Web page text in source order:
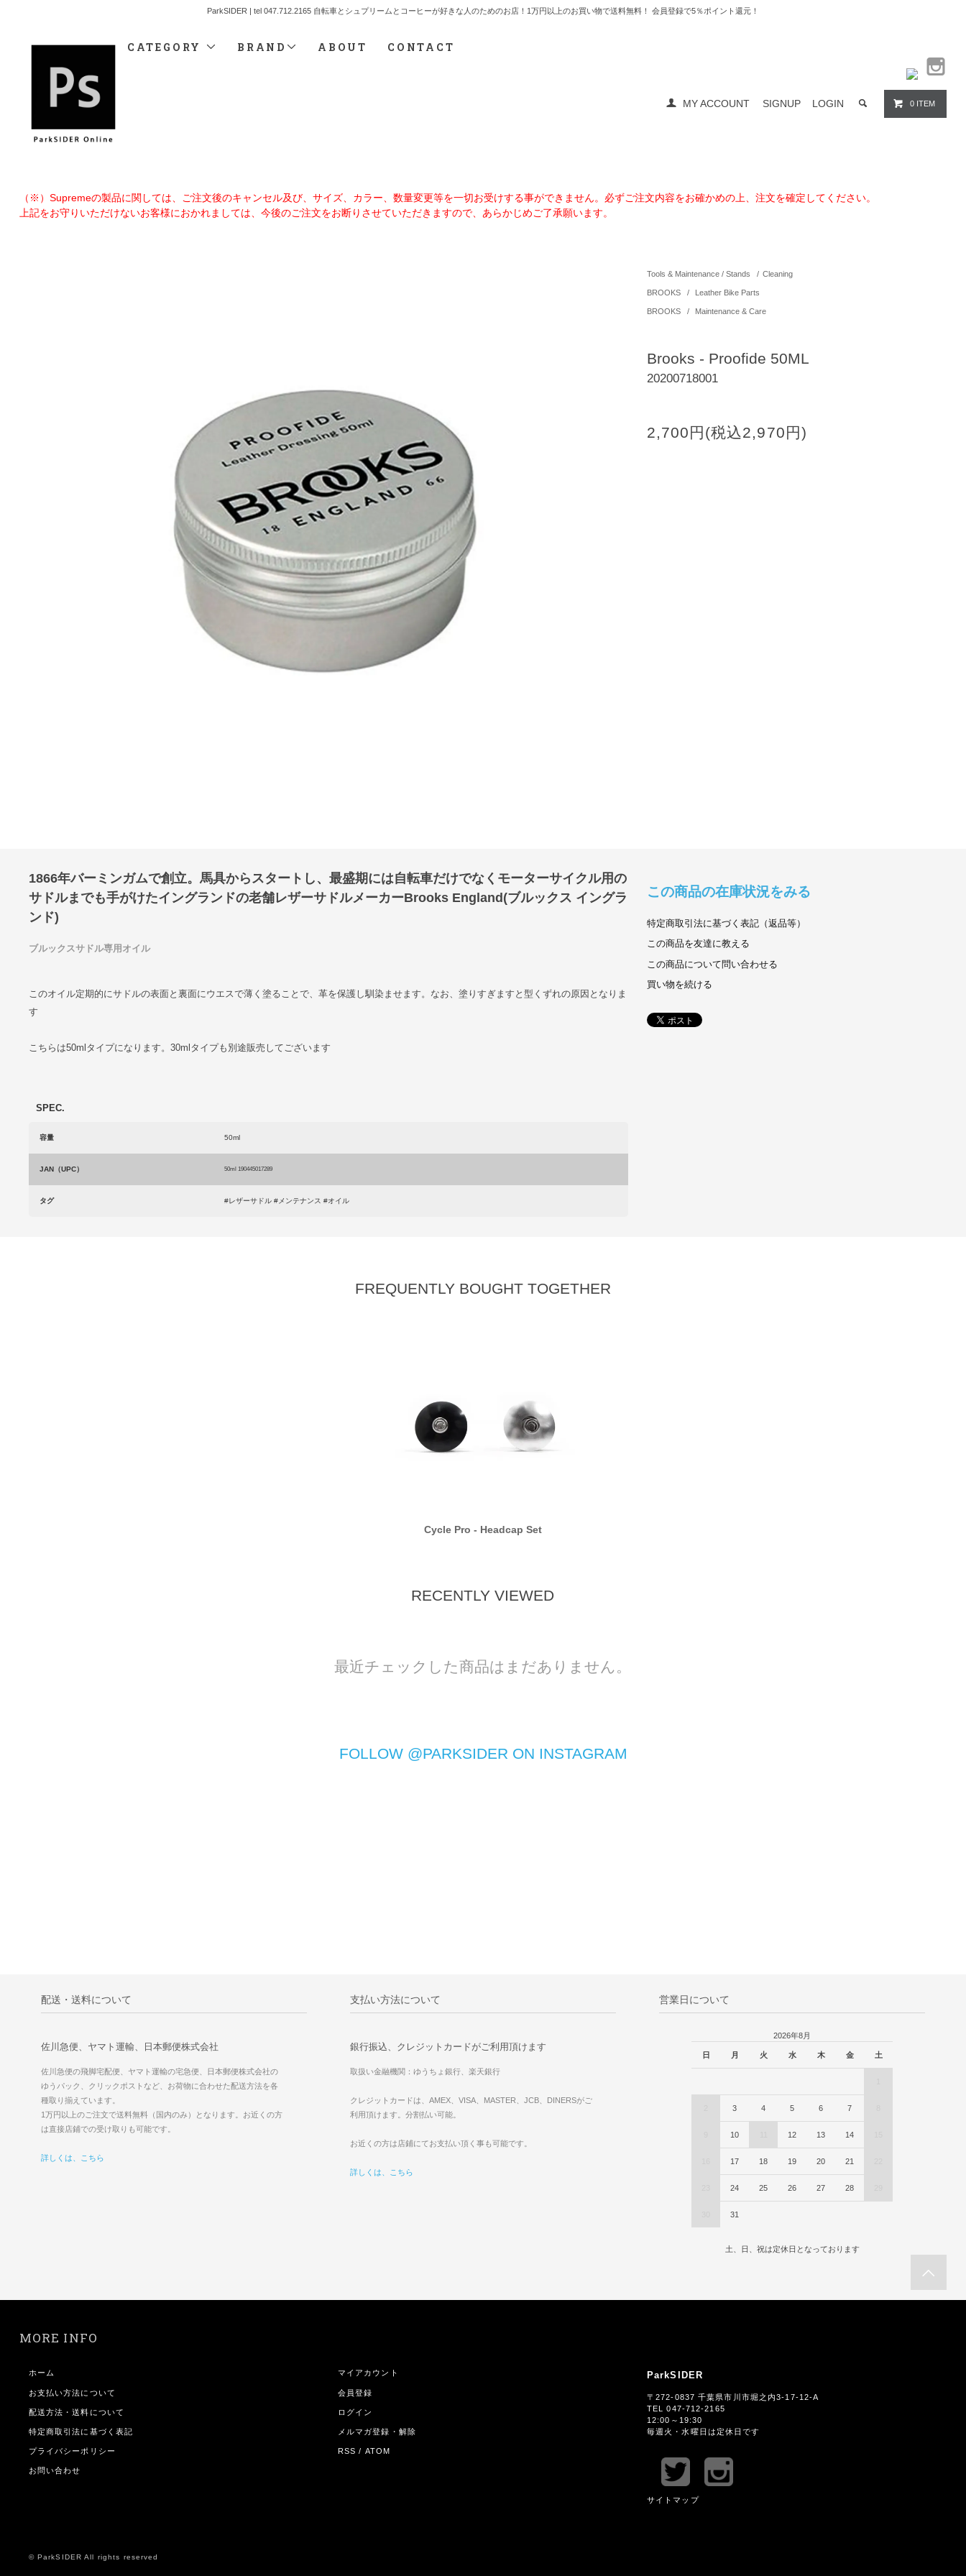
ParkSIDER | tel 047.712.2165 自転車とシュプリームとコーヒーが好きな人のためのお店！1万円以上のお買い物で送料無料！ 会員登録で5％ポイント還元！
MY ACCOUNT SIGNUP LOGIN 0 ITEM
CATEGORY BRAND ABOUT CONTACT
（※）Supremeの製品に関しては、ご注文後のキャンセル及び、サイズ、カラー、数量変更等を一切お受けする事ができません。必ずご注文内容をお確かめの上、注文を確定してください。
上記をお守りいただけないお客様におかれましては、今後のご注文をお断りさせていただきますので、あらかじめご了承願います。
Tools & Maintenance / Stands / Cleaning
BROOKS / Leather Bike Parts
BROOKS / Maintenance & Care
Brooks - Proofide 50ML
20200718001
2,700円(税込2,970円)
1866年バーミンガムで創立。馬具からスタートし、最盛期には自転車だけでなくモーターサイクル用の
サドルまでも手がけたイングランドの老舗レザーサドルメーカーBrooks England(ブルックス イングラ
ンド)
ブルックスサドル専用オイル
このオイル定期的にサドルの表面と裏面にウエスで薄く塗ることで、革を保護し馴染ませます。なお、塗りすぎますと型くずれの原因となりま
す
こちらは50mlタイプになります。30mlタイプも別途販売してございます
SPEC.
容量 50ml
JAN（UPC） 50ml 190445017289
タグ #レザーサドル #メンテナンス #オイル
この商品の在庫状況をみる
特定商取引法に基づく表記（返品等）
この商品を友達に教える
この商品について問い合わせる
買い物を続ける
FREQUENTLY BOUGHT TOGETHER
Cycle Pro - Headcap Set
RECENTLY VIEWED
最近チェックした商品はまだありません。
FOLLOW @PARKSIDER ON INSTAGRAM
配送・送料について
佐川急便、ヤマト運輸、日本郵便株式会社
佐川急便の飛脚宅配便、ヤマト運輸の宅急便、日本郵便株式会社の
ゆうパック、クリックポストなど、お荷物に合わせた配送方法を各
種取り揃えています。
1万円以上のご注文で送料無料（国内のみ）となります。お近くの方
は直接店鋪での受け取りも可能です。
詳しくは、こちら
支払い方法について
銀行振込、クレジットカードがご利用頂けます
取扱い金融機関：ゆうちょ銀行、楽天銀行
クレジットカードは、AMEX、VISA、MASTER、JCB、DINERSがご
利用頂けます。分割払い可能。
お近くの方は店鋪にてお支払い頂く事も可能です。
詳しくは、こちら
営業日について
2026年8月
日 月 火 水 木 金 土
3 4 5 6 7
10 12 13 14
17 18 19 20 21
24 25 26 27 28
31
土、日、祝は定休日となっております
MORE INFO
ホーム
お支払い方法について
配送方法・送料について
特定商取引法に基づく表記
プライバシーポリシー
お問い合わせ
マイアカウント
会員登録
ログイン
メルマガ登録・解除
RSS / ATOM
ParkSIDER
〒272-0837 千葉県市川市堀之内3-17-12-A
TEL 047-712-2165
12:00～19:30
毎週火・水曜日は定休日です
サイトマップ
© ParkSIDER All rights reserved